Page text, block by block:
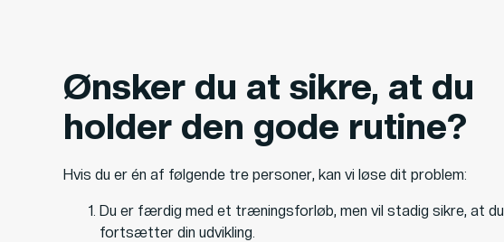
Ønsker du at sikre, at du
holder den gode rutine?
Hvis du er én af følgende tre personer, kan vi løse dit problem:
Du er færdig med et træningsforløb, men vil stadig sikre, at du
fortsætter din udvikling.